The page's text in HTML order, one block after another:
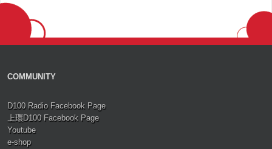
COMMUNITY
D100 Radio Facebook Page
上環D100 Facebook Page
Youtube
e-shop